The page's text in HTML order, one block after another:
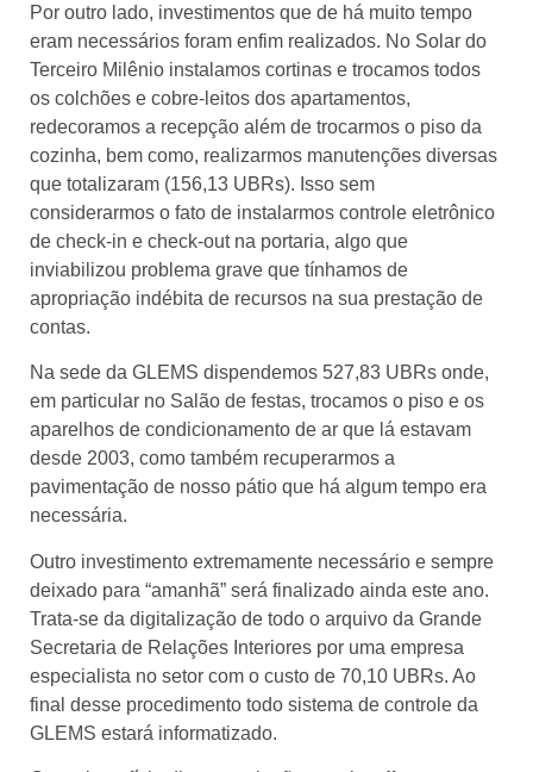
Por outro lado, investimentos que de há muito tempo
eram necessários foram enfim realizados. No Solar do
Terceiro Milênio instalamos cortinas e trocamos todos
os colchões e cobre-leitos dos apartamentos,
redecoramos a recepção além de trocarmos o piso da
cozinha, bem como, realizarmos manutenções diversas
que totalizaram (156,13 UBRs). Isso sem
considerarmos o fato de instalarmos controle eletrônico
de check-in e check-out na portaria, algo que
inviabilizou problema grave que tínhamos de
apropriação indébita de recursos na sua prestação de
contas.
Na sede da GLEMS dispendemos 527,83 UBRs onde,
em particular no Salão de festas, trocamos o piso e os
aparelhos de condicionamento de ar que lá estavam
desde 2003, como também recuperarmos a
pavimentação de nosso pátio que há algum tempo era
necessária.
Outro investimento extremamente necessário e sempre
deixado para “amanhã” será finalizado ainda este ano.
Trata-se da digitalização de todo o arquivo da Grande
Secretaria de Relações Interiores por uma empresa
especialista no setor com o custo de 70,10 UBRs. Ao
final desse procedimento todo sistema de controle da
GLEMS estará informatizado.